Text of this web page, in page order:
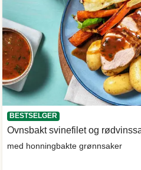
BESTSELGER
Ovnsbakt svinefilet og
med honningbakte grønnsaker